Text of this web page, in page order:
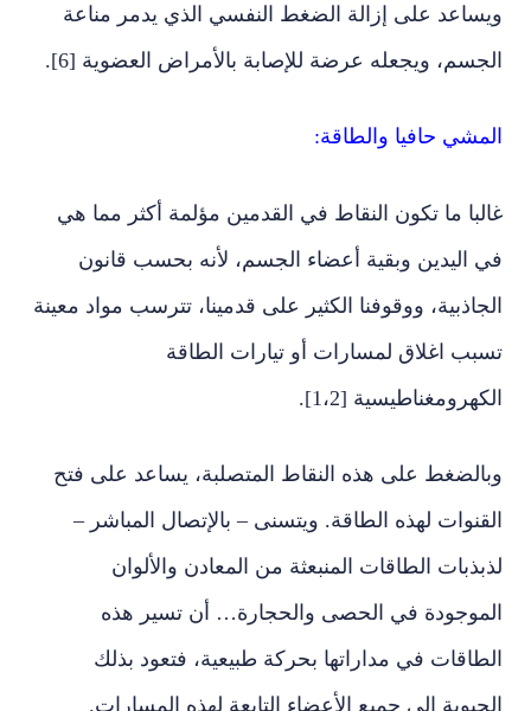
ويساعد على إزالة الضغط النفسي الذي يدمر مناعة
الجسم، ويجعله عرضة للإصابة بالأمراض العضوية [6].
المشي حافيا والطاقة:
غالبا ما تكون النقاط في القدمين مؤلمة أكثر مما هي
في اليدين وبقية أعضاء الجسم، لأنه بحسب قانون
الجاذبية، ووقوفنا الكثير على قدمينا، تترسب مواد معينة
تسبب اغلاق لمسارات أو تيارات الطاقة
الكهرومغناطيسية [1،2].
وبالضغط على هذه النقاط المتصلبة، يساعد على فتح
القنوات لهذه الطاقة. ويتسنى – بالإتصال المباشر –
لذبذبات الطاقات المنبعثة من المعادن والألوان
الموجودة في الحصى والحجارة… أن تسير هذه
الطاقات في مداراتها بحركة طبيعية، فتعود بذلك
الحيوية إلى جميع الأعضاء التابعة لهذه المسارات.